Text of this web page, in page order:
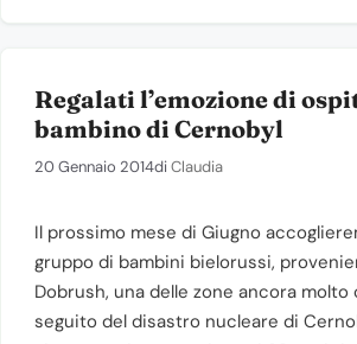
Regalati l’emozione di
bambino di Cernobyl
20 Gennaio 2014diClaudia
Il prossimo mese di Giugno
gruppo di bambini bielorussi,
Dobrush, una delle zone ancora
seguito del disastro nucleare di